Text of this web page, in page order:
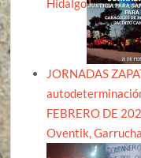
JORNADAS
FEBRERO DE
Oventik,